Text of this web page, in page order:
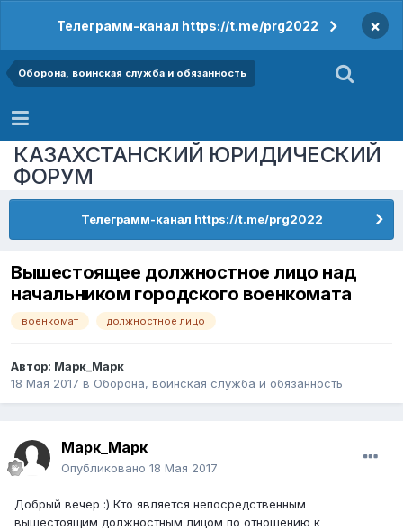
Телеграмм-канал https://t.me/prg2022 ×
Оборона, воинская служба и обязанность
КАЗАХСТАНСКИЙ ЮРИДИЧЕСКИЙ
ФОРУМ
Телеграмм-канал https://t.me/prg2022
Вышестоящее должностное лицо над
начальником городского военкомата
военкомат должностное лицо
Автор: Марк_Марк
18 Мая 2017 в Оборона, воинская служба и обязанность
Марк_Марк
Опубликовано 18 Мая 2017
Добрый вечер :) Кто является непосредственным
вышестоящим должностным лицом по отношению к